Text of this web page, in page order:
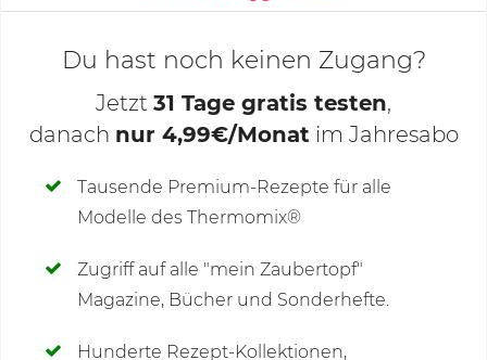
Deine Notizen
Du hast noch keinen Zugang?
Jetzt 31 Tage gratis testen,
danach nur 4,99€/Monat im Jahresabo
Tausende Premium-Rezepte für alle
Modelle des Thermomix®
Zugriff auf alle "mein Zaubertopf"
Magazine, Bücher und Sonderhefte.
Hunderte Rezept-Kollektionen,